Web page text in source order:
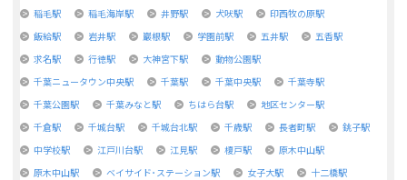
稲毛駅
稲毛海岸駅 井野駅 犬吠駅
印西牧の原駅
飯給駅
岩井駅 巖根駅 学園前駅 五井駅
五香駅
求名駅
行徳駅 大神宮下駅
動物公園駅
千葉ニュータウン中央駅
千葉駅 千葉中央駅
千葉寺駅
千葉公園駅
千葉みなと駅 ちはら台駅
地区センター駅
千倉駅
千城台駅 千城台北駅 千歳駅 長者町駅
銚子駅
中学校駅
江戸川台駅 江見駅 榎戸駅
原木中山駅
原木中山駅
ベイサイド･ステーション駅 女子大駅
十二橋駅